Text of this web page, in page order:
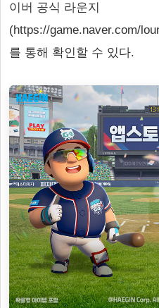
이버 공식 라운지
(https://game.naver.com/
를 통해 확인할 수 있다.